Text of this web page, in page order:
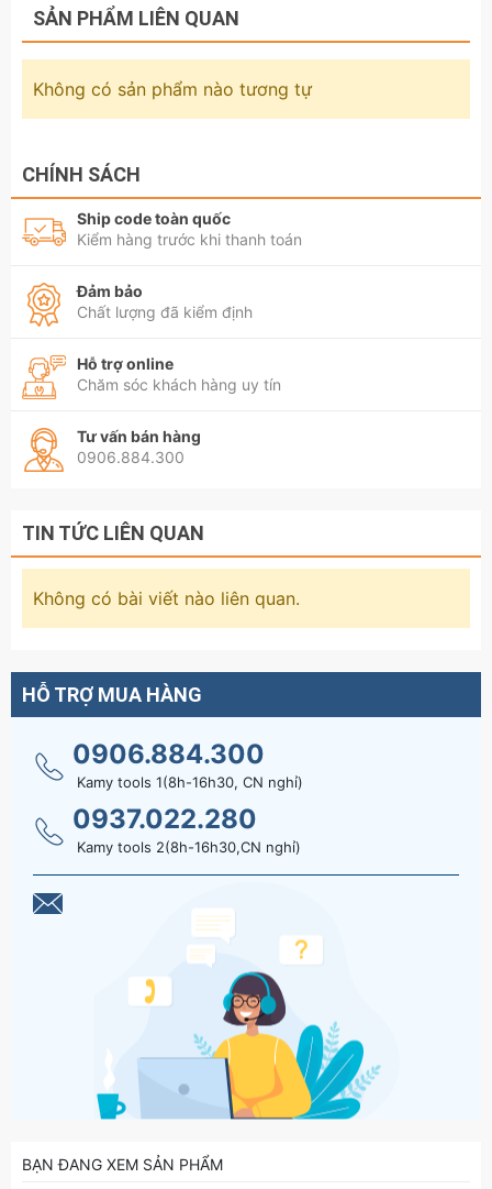
SẢN PHẨM LIÊN QUAN
Không có sản phẩm nào tương tự
CHÍNH SÁCH
Ship code toàn quốc
Kiểm hàng trước khi thanh toán
Đảm bảo
Chất lượng đã kiểm định
Hỗ trợ online
Chăm sóc khách hàng uy tín
Tư vấn bán hàng
0906.884.300
TIN TỨC LIÊN QUAN
Không có bài viết nào liên quan.
HỖ TRỢ MUA HÀNG
0906.884.300
Kamy tools 1(8h-16h30, CN nghỉ)
0937.022.280
Kamy tools 2(8h-16h30,CN nghỉ)
BẠN ĐANG XEM SẢN PHẨM